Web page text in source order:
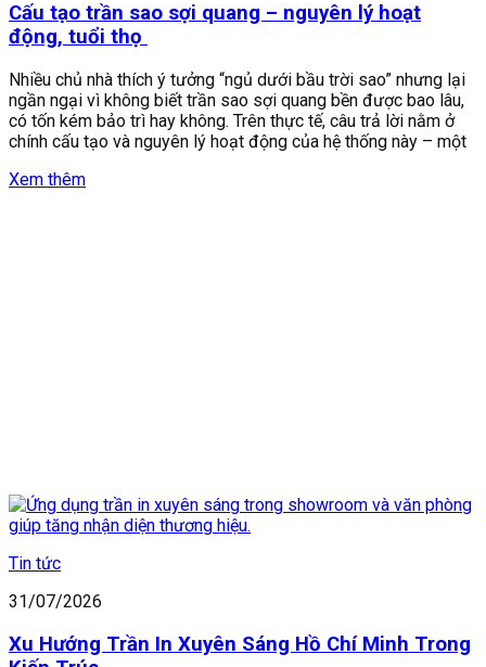
Cấu tạo trần sao sợi quang – nguyên lý hoạt
động, tuổi thọ
Nhiều chủ nhà thích ý tưởng “ngủ dưới bầu trời sao” nhưng lại
ngần ngại vì không biết trần sao sợi quang bền được bao lâu,
có tốn kém bảo trì hay không. Trên thực tế, câu trả lời nằm ở
chính cấu tạo và nguyên lý hoạt động của hệ thống này – một
Xem thêm
Tin tức
31/07/2026
Xu Hướng Trần In Xuyên Sáng Hồ Chí Minh Trong